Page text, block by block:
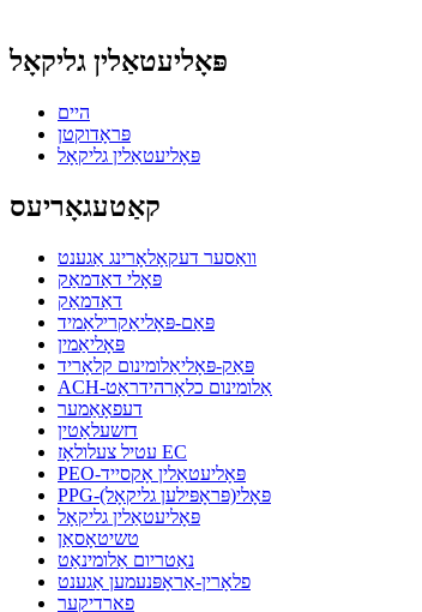
פּאָליעטאַלין גליקאָל
היים
פּראָדוקטן
פּאָליעטאַלין גליקאָל
קאַטעגאָריעס
וואַסער דעקאָלאָרינג אַגענט
פּאָלי דאַדמאַק
דאַדמאַק
פּאַם-פּאָליאַקרילאַמיד
פּאָליאַמין
פּאַק-פּאָליאַלומינום קלאָריד
ACH-אַלומינום כלאָרהידראַט
דעפאָאַמער
דזשעלאַטין
עטיל צעלולאָז EC
PEO-פּאָליעטאַלין אָקסייד
PPG-פּאָלי(פּראָפּילען גליקאָל)
פּאָליעטאַלין גליקאָל
טשיטאָסאַן
נאַטריום אַלומינאַט
פלאָרין-אַראָפּנעמען אַגענט
פארדיקער